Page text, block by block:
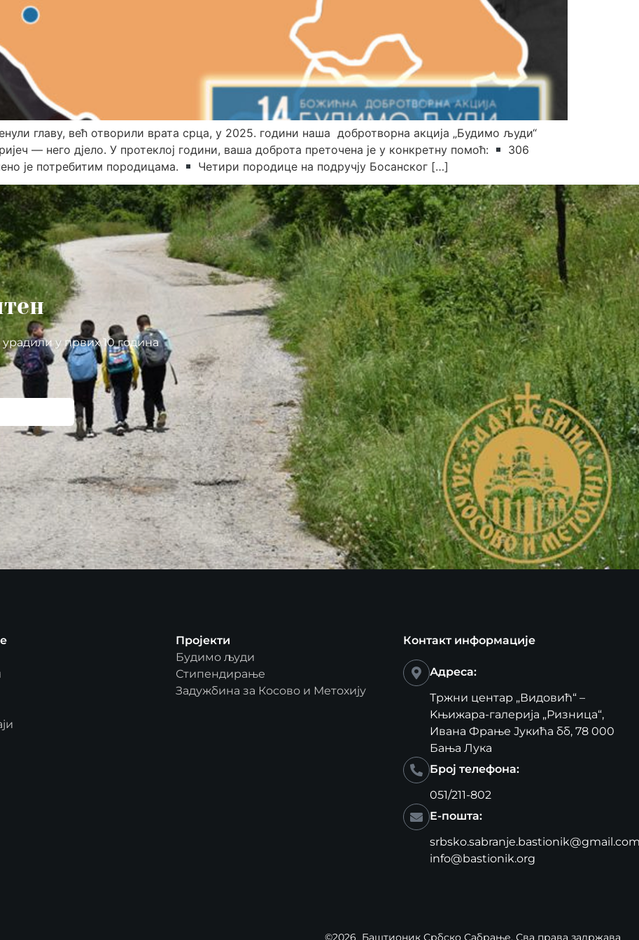
главу, већ отворили врата срца, у 2025. години наша добротворна акција „Будимо људи“
— него дјело. У протеклој години, ваша доброта преточена је у конкретну помоћ:
306
је потребитим породицама.
Четири породице на подручју Босанског […]
у првих 10 година
Пројекти
Будимо људи
Стипендирање
Задужбина за Косово и Метохију
Контакт информације
Адреса:
Тржни центар „Видовић“ –
Kњижара-галерија „Ризница“,
Ивана Фрање Јукића бб, 78 000
Бања Лука
Број телефона:
051/211-802
Е-пошта:
info@bastionik.org
©2026 Баштионик Србско Сабрање, Сва права задржава